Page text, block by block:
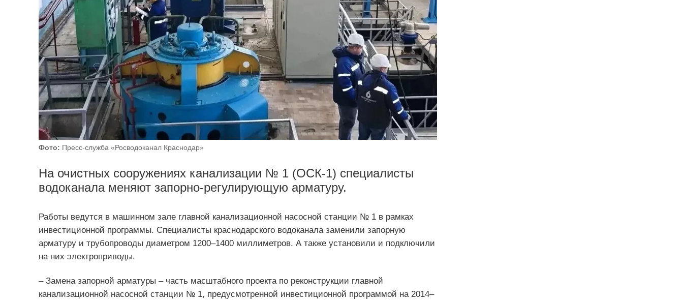
Фото: Пресс-служба «Росводоканал Краснодар»
На очистных сооружениях канализации № 1 (ОСК-1) специалисты
водоканала меняют запорно-регулирующую арматуру.
Работы ведутся в машинном зале главной канализационной насосной станции № 1 в рамках
инвестиционной программы. Специалисты краснодарского водоканала заменили запорную
арматуру и трубопроводы диаметром 1200–1400 миллиметров. А также установили и подключили
на них электроприводы.
– Замена запорной арматуры – часть масштабного проекта по реконструкции главной
канализационной насосной станции № 1, предусмотренной инвестиционной программой на 2014–